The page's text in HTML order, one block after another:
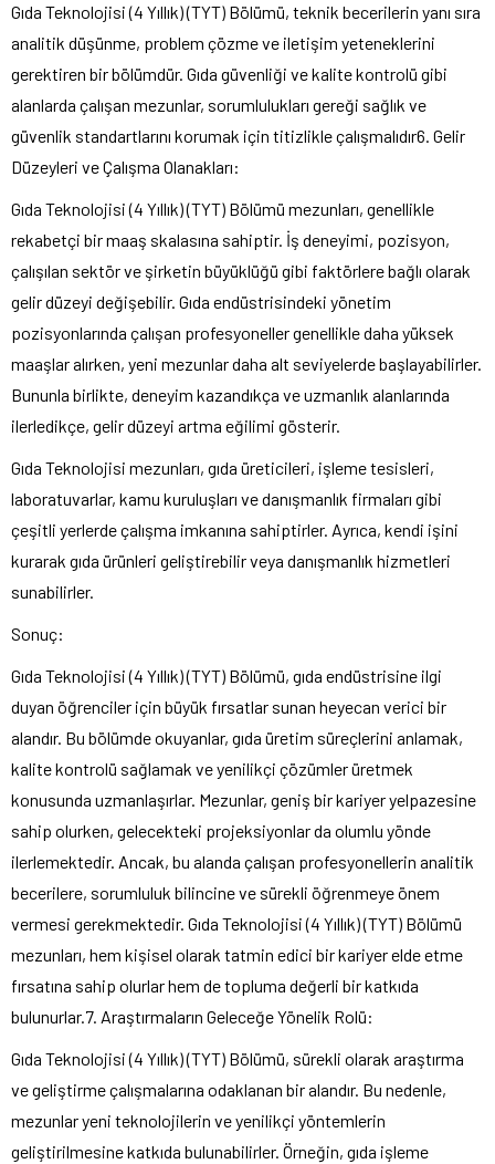
Gıda Teknolojisi (4 Yıllık) (TYT) Bölümü, teknik becerilerin yanı sıra
analitik düşünme, problem çözme ve iletişim yeteneklerini
gerektiren bir bölümdür. Gıda güvenliği ve kalite kontrolü gibi
alanlarda çalışan mezunlar, sorumlulukları gereği sağlık ve
güvenlik standartlarını korumak için titizlikle çalışmalıdır6. Gelir
Düzeyleri ve Çalışma Olanakları:
Gıda Teknolojisi (4 Yıllık) (TYT) Bölümü mezunları, genellikle
rekabetçi bir maaş skalasına sahiptir. İş deneyimi, pozisyon,
çalışılan sektör ve şirketin büyüklüğü gibi faktörlere bağlı olarak
gelir düzeyi değişebilir. Gıda endüstrisindeki yönetim
pozisyonlarında çalışan profesyoneller genellikle daha yüksek
maaşlar alırken, yeni mezunlar daha alt seviyelerde başlayabilirler.
Bununla birlikte, deneyim kazandıkça ve uzmanlık alanlarında
ilerledikçe, gelir düzeyi artma eğilimi gösterir.
Gıda Teknolojisi mezunları, gıda üreticileri, işleme tesisleri,
laboratuvarlar, kamu kuruluşları ve danışmanlık firmaları gibi
çeşitli yerlerde çalışma imkanına sahiptirler. Ayrıca, kendi işini
kurarak gıda ürünleri geliştirebilir veya danışmanlık hizmetleri
sunabilirler.
Sonuç:
Gıda Teknolojisi (4 Yıllık) (TYT) Bölümü, gıda endüstrisine ilgi
duyan öğrenciler için büyük fırsatlar sunan heyecan verici bir
alandır. Bu bölümde okuyanlar, gıda üretim süreçlerini anlamak,
kalite kontrolü sağlamak ve yenilikçi çözümler üretmek
konusunda uzmanlaşırlar. Mezunlar, geniş bir kariyer yelpazesine
sahip olurken, gelecekteki projeksiyonlar da olumlu yönde
ilerlemektedir. Ancak, bu alanda çalışan profesyonellerin analitik
becerilere, sorumluluk bilincine ve sürekli öğrenmeye önem
vermesi gerekmektedir. Gıda Teknolojisi (4 Yıllık) (TYT) Bölümü
mezunları, hem kişisel olarak tatmin edici bir kariyer elde etme
fırsatına sahip olurlar hem de topluma değerli bir katkıda
bulunurlar.7. Araştırmaların Geleceğe Yönelik Rolü:
Gıda Teknolojisi (4 Yıllık) (TYT) Bölümü, sürekli olarak araştırma
ve geliştirme çalışmalarına odaklanan bir alandır. Bu nedenle,
mezunlar yeni teknolojilerin ve yenilikçi yöntemlerin
geliştirilmesine katkıda bulunabilirler. Örneğin, gıda işleme